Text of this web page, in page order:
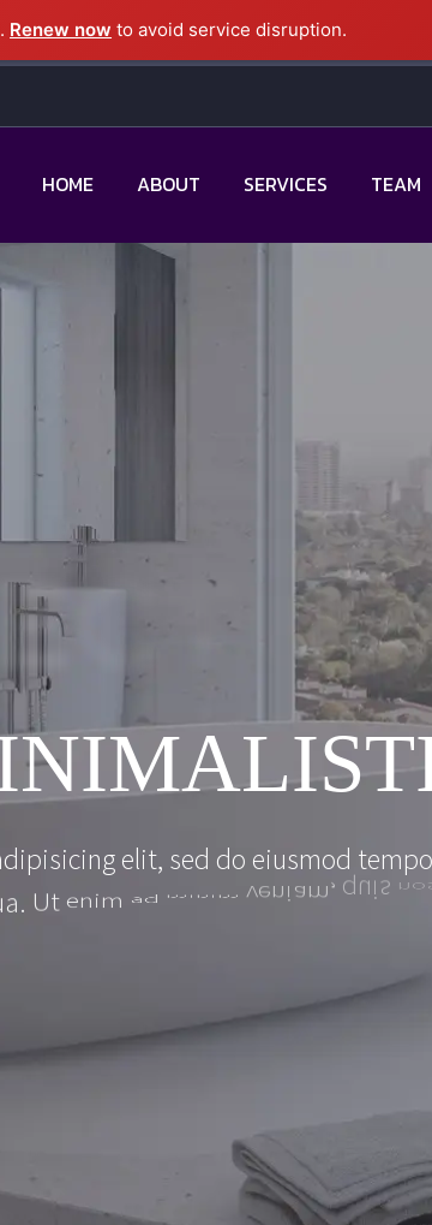
Renew now to avoid service disruption.
HOME ABOUT SERVICES TEAM
ECT UR
NIMALIST
dipisicingelit, sed do eiusmod tempo
a. Utenim ad minim veniam quis